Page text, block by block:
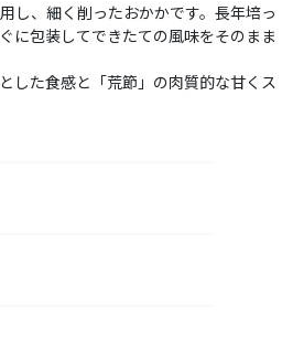
し、細く削ったおかかです。長年培っ
に包装してできたての風味をそのまま
した食感と「荒節」の肉質的な甘くス